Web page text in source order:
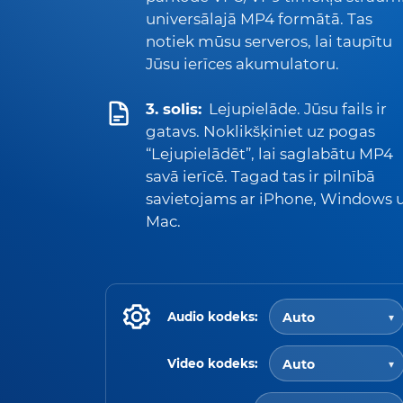
universālajā MP4 formātā. Tas
notiek mūsu serveros, lai taupītu
Jūsu ierīces akumulatoru.
3. solis: Lejupielāde. Jūsu fails ir
gatavs. Noklikšķiniet uz pogas
“Lejupielādēt”, lai saglabātu MP4
savā ierīcē. Tagad tas ir pilnībā
savietojams ar iPhone, Windows
Mac.
Audio kodeks:
Video kodeks: